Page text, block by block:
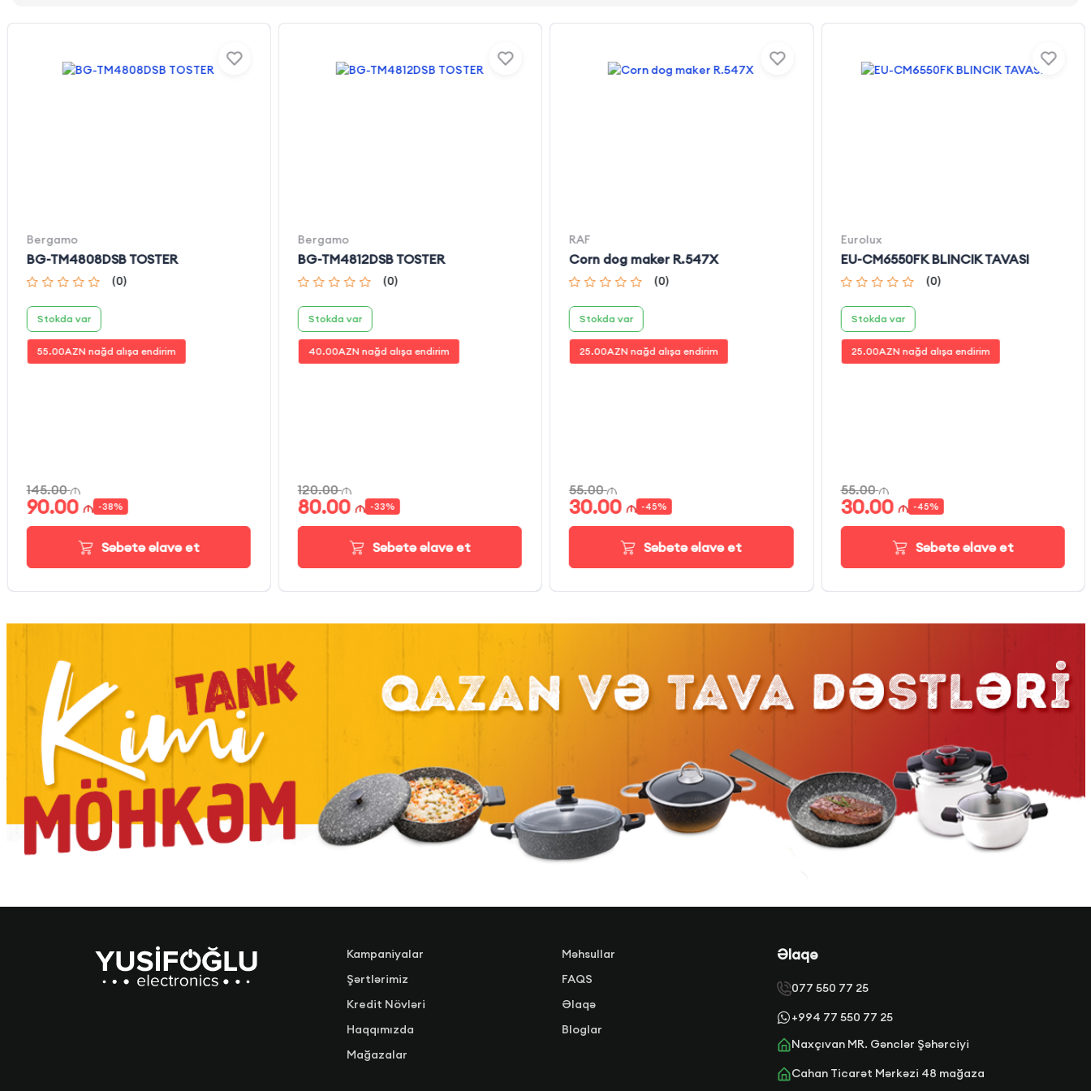
Bergamo
BG-TM4808DSB TOSTER
(0)
Stokda var
55.00AZN nağd alışa endirim
145.00
90.00 -38%
Səbətə əlavə et
Bergamo
BG-TM4812DSB TOSTER
(0)
Stokda var
40.00AZN nağd alışa endirim
120.00
80.00 -33%
Səbətə əlavə et
RAF
Corn dog maker R.547X
(0)
Stokda var
25.00AZN nağd alışa endirim
55.00
30.00 -45%
Səbətə əlavə et
Eurolux
EU-CM6550FK BLINCIK TAVASI
(0)
Stokda var
25.00AZN nağd alışa endirim
55.00
30.00 -45%
Səbətə əlavə et
Kampaniyalar
Şərtlərimiz
Kredit Növləri
Haqqımızda
Mağazalar
Məhsullar
FAQS
Əlaqə
Bloglar
Əlaqə
077 550 77 25
+994 77 550 77 25
Naxçıvan MR. Gənclər Şəhərciyi
Cahan Ticarət Mərkəzi 48 mağaza